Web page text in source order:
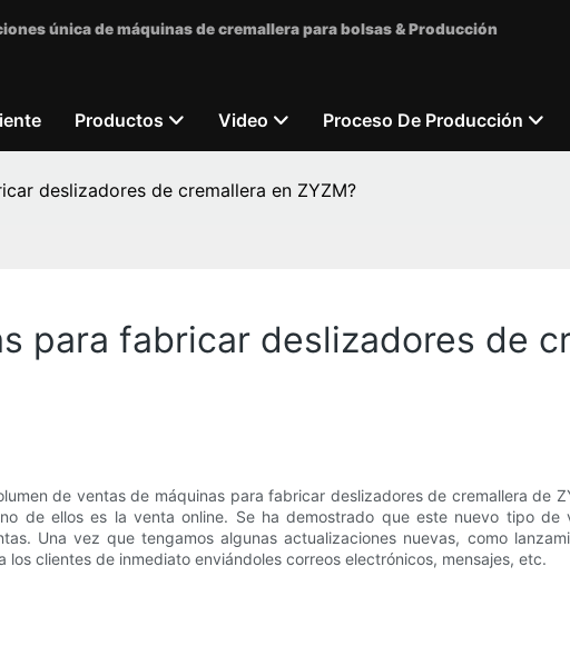
única de máquinas de cremallera para bolsas & Producción
Productos Video Proceso De Producción
deslizadores de cremallera en ZYZM?
para fabricar deslizadores de
de ventas de máquinas para fabricar deslizadores de cremallera de
de ellos es la venta online. Se ha demostrado que este nuevo tipo
Una vez que tengamos algunas actualizaciones nuevas, como
clientes de inmediato enviándoles correos electrónicos, mensajes, etc.